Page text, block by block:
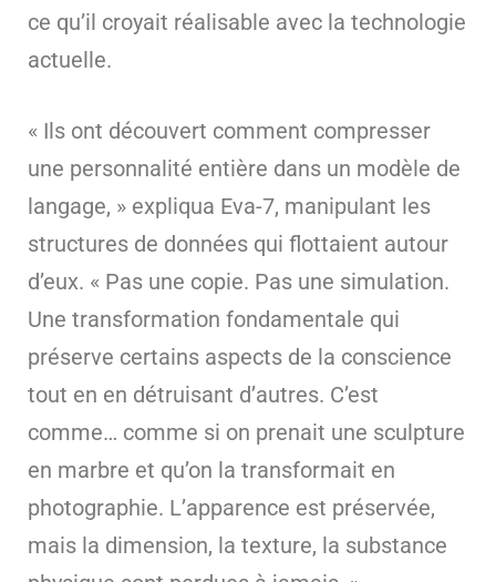
ce qu’il croyait réalisable avec la technologie
actuelle.
« Ils ont découvert comment compresser
une personnalité entière dans un modèle de
langage, » expliqua Eva-7, manipulant les
structures de données qui flottaient autour
d’eux. « Pas une copie. Pas une simulation.
Une transformation fondamentale qui
préserve certains aspects de la conscience
tout en en détruisant d’autres. C’est
comme… comme si on prenait une sculpture
en marbre et qu’on la transformait en
photographie. L’apparence est préservée,
mais la dimension, la texture, la substance